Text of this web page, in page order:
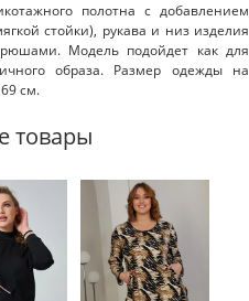
полотна с добавлением
стойки), рукава и низ изделия
Модель подойдет как для
образа. Размер одежды на
см.
товары